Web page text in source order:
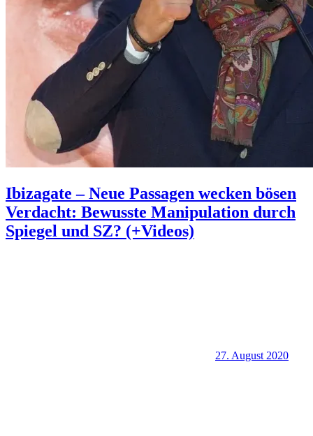
Ibizagate – Neue Passagen wecken bösen
Verdacht: Bewusste Manipulation durch
Spiegel und SZ? (+Videos)
27. August 2020